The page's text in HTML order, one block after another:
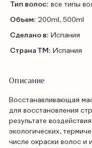
Тип волос: все типы
Объем: 200ml, 500ml
Сделано в: Испания
Страна ТМ: Испания
Описание
Восстанавливающая
для восстановления
результате
экологических,
числе окраски волос и